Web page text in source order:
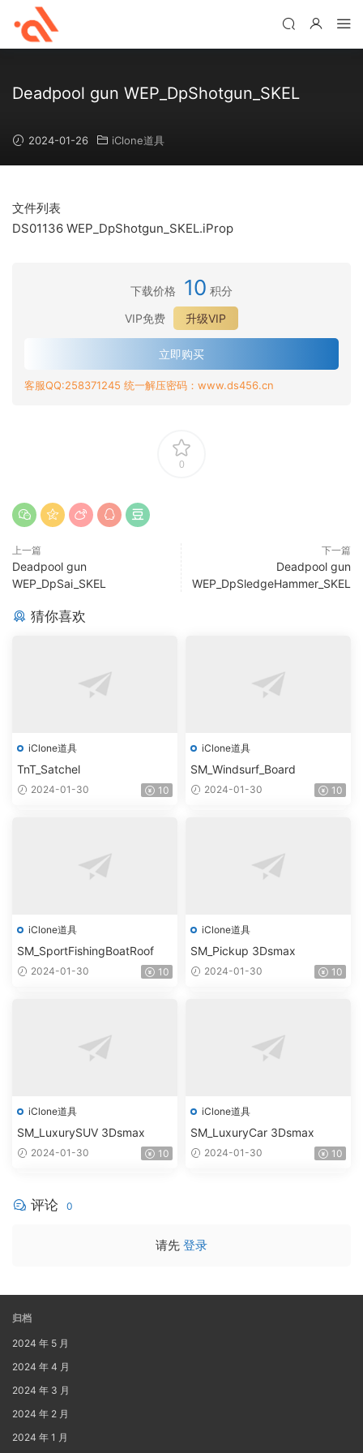
Deadpool gun WEP_DpShotgun_SKEL
2024-01-26 iClone道具
文件列表
DS01136 WEP_DpShotgun_SKEL.iProp
下载价格 10 积分
VIP免费
升级VIP
立即购买
客服QQ:258371245 统一解压密码：www.ds456.cn
0
上一篇
Deadpool gun
WEP_DpSai_SKEL
下一篇
Deadpool gun
WEP_DpSledgeHammer_SKEL
猜你喜欢
iClone道具
TnT_Satchel
2024-01-30 10
iClone道具
SM_Windsurf_Board
2024-01-30 10
iClone道具
SM_SportFishingBoatRoof
2024-01-30 10
iClone道具
SM_Pickup 3Dsmax
2024-01-30 10
iClone道具
SM_LuxurySUV 3Dsmax
2024-01-30 10
iClone道具
SM_LuxuryCar 3Dsmax
2024-01-30 10
评论 0
请先 登录
归档
2024 年 5 月
2024 年 4 月
2024 年 3 月
2024 年 2 月
2024 年 1 月